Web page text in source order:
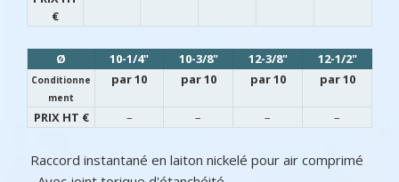
€
Ø 10-1/4" 10-3/8" 12-3/8" 12-1/2"
Conditionne
ment
par 10 par 10 par 10 par 10
PRIX HT € – – – –
Raccord instantané en laiton nickelé pour air comprimé